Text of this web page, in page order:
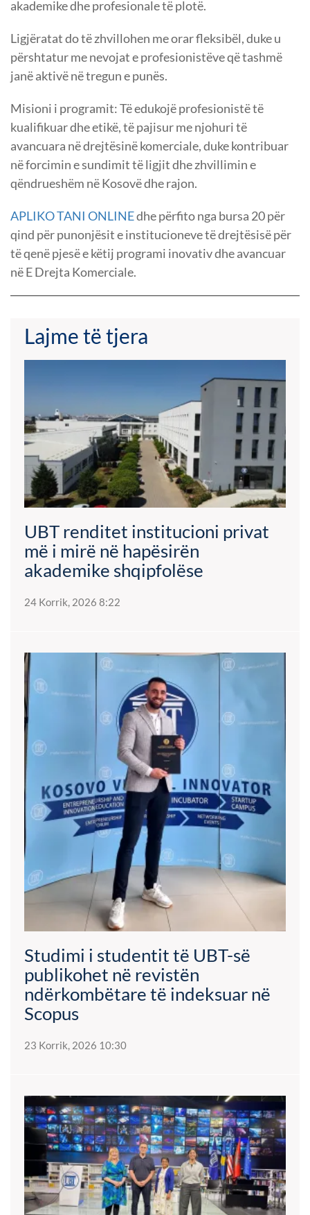
akademike dhe profesionale të plotë.
Ligjëratat do të zhvillohen me orar fleksibël, duke u
përshtatur me nevojat e profesionistëve që tashmë
janë aktivë në tregun e punës.
Misioni i programit: Të edukojë profesionistë të
kualifikuar dhe etikë, të pajisur me njohuri të
avancuara në drejtësinë komerciale, duke kontribuar
në forcimin e sundimit të ligjit dhe zhvillimin e
qëndrueshëm në Kosovë dhe rajon.
APLIKO TANI ONLINEdhe përfito nga bursa 20 për
qind për punonjësit e institucioneve të drejtësisë për
të qenë pjesë e këtij programi inovativ dhe avancuar
në E Drejta Komerciale.
Lajme të tjera
UBT renditet institucioni privat
më i mirë në hapësirën
akademike shqipfolëse
24 Korrik, 2026 8:22
Studimi i studentit të UBT-së
publikohet në revistën
ndërkombëtare të indeksuar në
Scopus
23 Korrik, 2026 10:30